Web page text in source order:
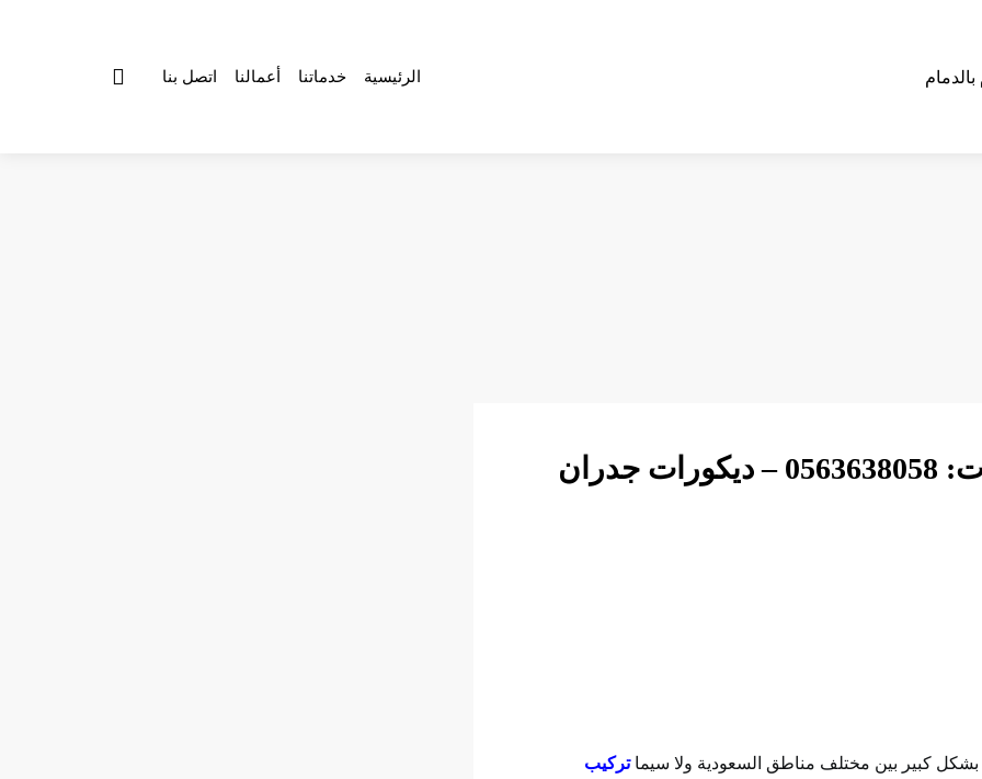
الرئيسية خدماتنا أعمالنا اتصل بنا
تركيب ديكورات فوم الدمام ت: 0563638058 – ديكورات جدران
كبير بين مختلف مناطق السعودية ولا سيماتركيب